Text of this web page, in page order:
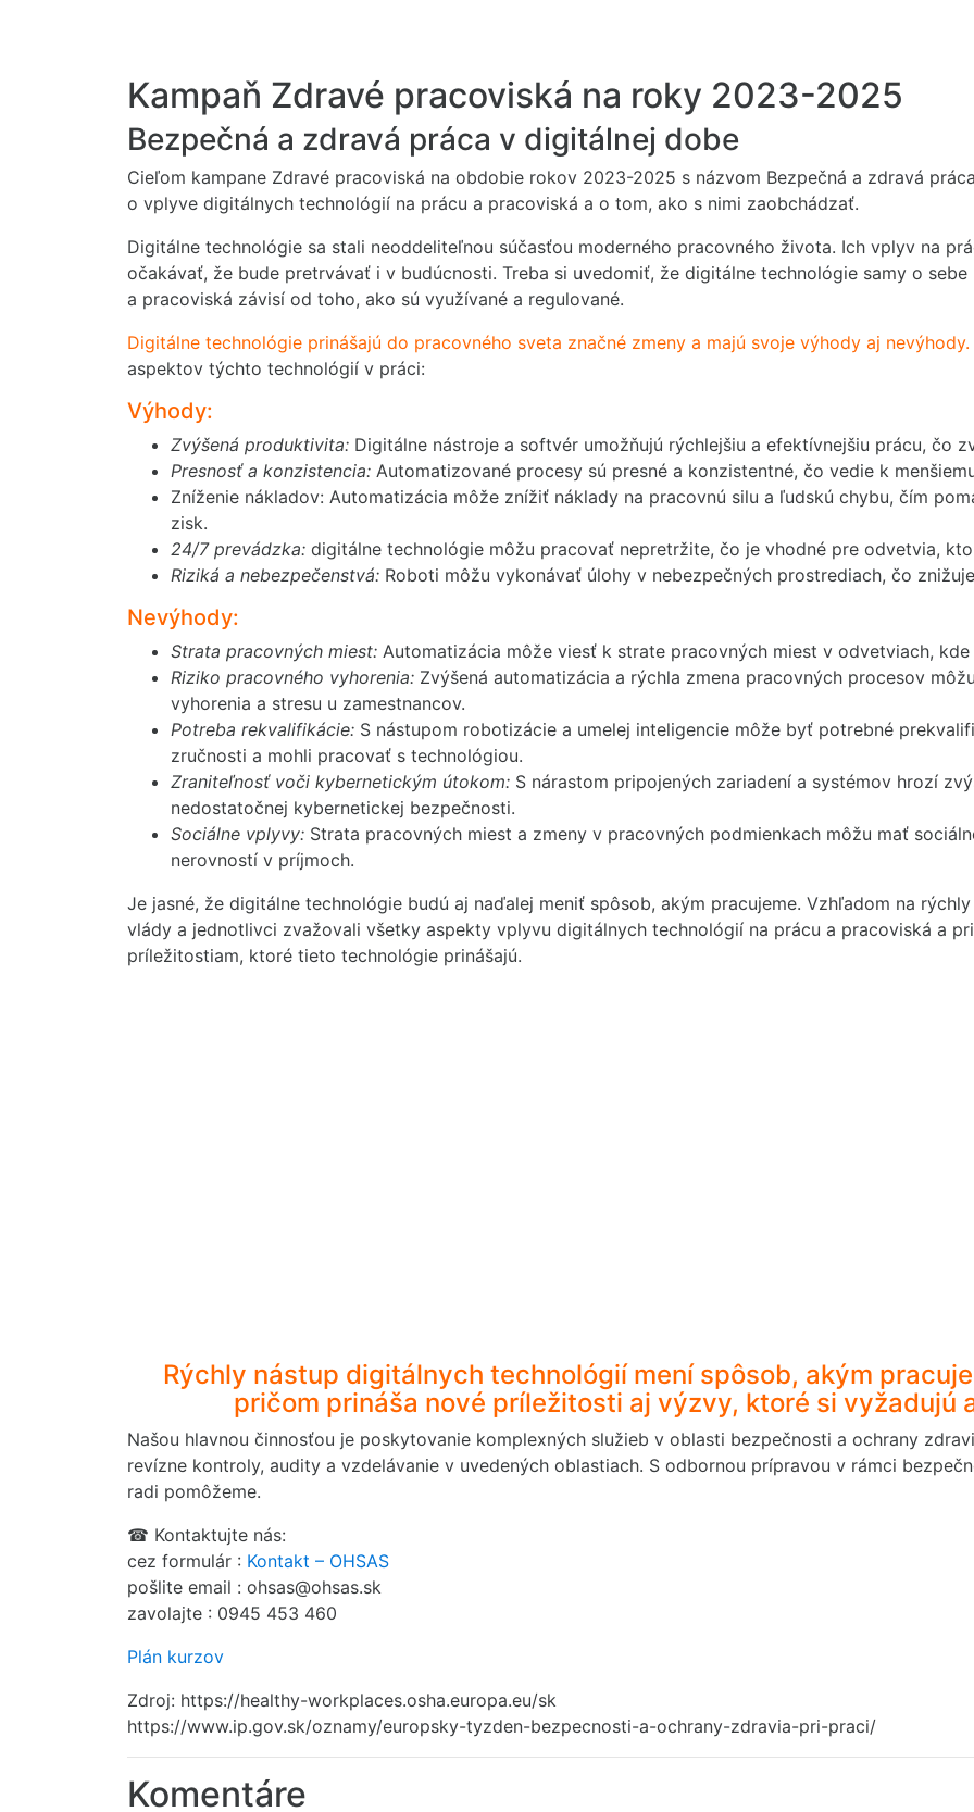
Kampaň Zdravé pracoviská na roky 2023-2025
Bezpečná a zdravá práca v digitálnej dobe
Cieľom kampane Zdravé pracoviská na obdobie rokov 2023-2025 s názvom Bezpečná a zdravá
o vplyve digitálnych technológií na prácu a pracoviská a o tom, ako s nimi zaobchádzať.
Digitálne technológie sa stali neoddeliteľnou súčasťou moderného pracovného života. Ich vplyv na
očakávať, že bude pretrvávať i v budúcnosti. Treba si uvedomiť, že digitálne technológie samy o
a pracoviská závisí od toho, ako sú využívané a regulované.
Digitálne technológie prinášajú do pracovného sveta značné zmeny a majú svoje výhody aj nevýhody.
aspektov týchto technológií v práci:
Výhody:
Zvýšená produktivita: Digitálne nástroje a softvér umožňujú rýchlejšiu a efektívnejšiu prácu, čo
Presnosť a konzistencia: Automatizované procesy sú presné a konzistentné, čo vedie k
Zníženie nákladov: Automatizácia môže znížiť náklady na pracovnú silu a ľudskú chybu, čím
zisk.
24/7 prevádzka: digitálne technológie môžu pracovať nepretržite, čo je vhodné pre odvetvia,
Riziká a nebezpečenstvá: Roboti môžu vykonávať úlohy v nebezpečných prostrediach, čo
Nevýhody:
Strata pracovných miest: Automatizácia môže viesť k strate pracovných miest v odvetviach,
Riziko pracovného vyhorenia: Zvýšená automatizácia a rýchla zmena pracovných procesov
vyhorenia a stresu u zamestnancov.
Potreba rekvalifikácie: S nástupom robotizácie a umelej inteligencie môže byť potrebné
zručnosti a mohli pracovať s technológiou.
Zraniteľnosť voči kybernetickým útokom: S nárastom pripojených zariadení a systémov hrozí
nedostatočnej kybernetickej bezpečnosti.
Sociálne vplyvy: Strata pracovných miest a zmeny v pracovných podmienkach môžu mať
nerovností v príjmoch.
Je jasné, že digitálne technológie budú aj naďalej meniť spôsob, akým pracujeme. Vzhľadom na
vlády a jednotlivci zvažovali všetky aspekty vplyvu digitálnych technológií na prácu a pracoviská a
príležitostiam, ktoré tieto technológie prinášajú.
Rýchly nástup digitálnych technológií mení spôsob, akým
pričom prináša nové príležitosti aj výzvy, ktoré si vyžadujú
Našou hlavnou činnosťou je poskytovanie komplexných služieb v oblasti bezpečnosti a ochrany
revízne kontroly, audity a vzdelávanie v uvedených oblastiach. S odbornou prípravou v rámci
radi pomôžeme.
☎ Kontaktujte nás:
cez formulár : Kontakt – OHSAS
pošlite email : ohsas@ohsas.sk
zavolajte : 0945 453 460
Plán kurzov
Zdroj: https://healthy-workplaces.osha.europa.eu/sk
https://www.ip.gov.sk/oznamy/europsky-tyzden-bezpecnosti-a-ochrany-zdravia-pri-praci/
Komentáre